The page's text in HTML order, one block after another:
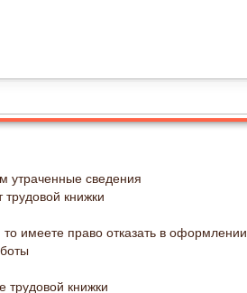
утраченные сведения
книжки
имеете право отказать в
трудовой книжки